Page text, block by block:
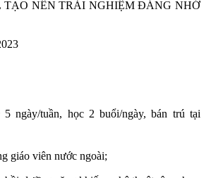
TẠO NÊN TRẢI NGHIỆM ĐÁNG NHỚ
ngày/tuần, học 2 buổi/ngày, bán trú tại
giáo viên nước ngoài;